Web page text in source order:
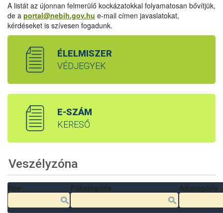
A listát az újonnan felmerülő kockázatokkal folyamatosan bővítjük,
de a portal@nebih.gov.hu e-mail címen javaslatokat,
kérdéseket is szívesen fogadunk.
ÉLELMISZER
VÉDJEGYEK
E-SZÁM
KERESŐ
Veszélyzóna